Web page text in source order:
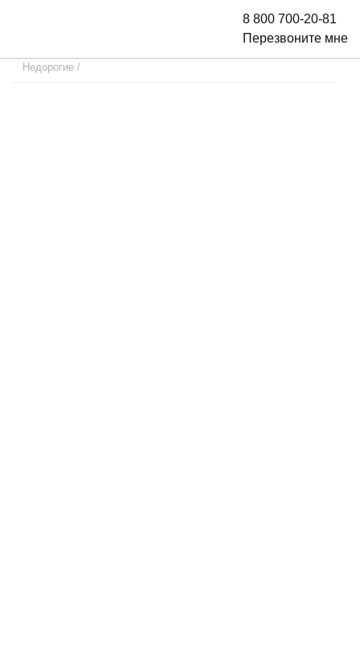
8 800 700-20-81
Перезвоните мне
Недорогие /